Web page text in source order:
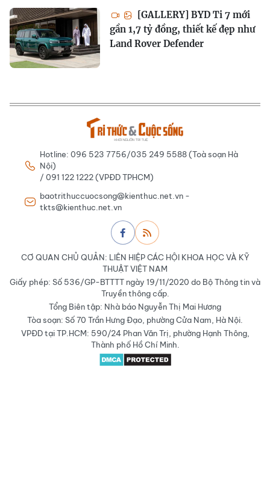
[GALLERY] BYD Ti 7 mới
gần 1,7 tỷ đồng, thiết kế đẹp như
Land Rover Defender
Hotline: 096 523 7756/035 249 5588 (Toà soạn Hà
Nội)
/ 091 122 1222 (VPĐD TPHCM)
baotrithuccuocsong@kienthuc.net.vn -
tkts@kienthuc.net.vn
CƠ QUAN CHỦ QUẢN: LIÊN HIỆP CÁC HỘI KHOA HỌC VÀ KỸ
THUẬT VIỆT NAM
Giấy phép: Số 536/GP-BTTTT ngày 19/11/2020 do Bộ Thông tin và
Truyền thông cấp.
Tổng Biên tập: Nhà báo Nguyễn Thị Mai Hương
Tòa soạn: Số 70 Trần Hưng Đạo, phường Cửa Nam, Hà Nội.
VPĐD tại TP.HCM: 590/24 Phan Văn Trị, phường Hạnh Thông,
Thành phố Hồ Chí Minh.